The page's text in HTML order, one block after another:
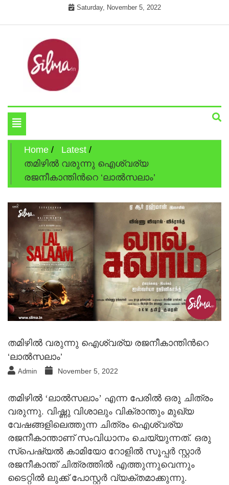
Saturday, November 5, 2022
Silma.in
Toggle
navigation
Home
Latest
തമിഴില്‍ വരുന്നു ഐശ്വര്യ
രജനീകാന്തിന്‍റെ ‘ലാല്‍സലാം’
തമിഴില്‍ വരുന്നു ഐശ്വര്യ രജനീകാന്തിന്‍റെ
‘ലാല്‍സലാം’
Admin November 5, 2022
തമിഴില്‍ ‘ലാല്‍സലാം’ എന്ന പേരില്‍ ഒരു ചിത്രം
വരുന്നു. വിഷ്ണു വിശാലും വിക്രാന്തും മുഖ്യ
വേഷങ്ങളിലെത്തുന്ന ചിത്രം ഐശ്വര്യ
രജനീകാന്താണ് സംവിധാനം ചെയ്യുന്നത്. ഒരു
സ്പെഷ്യല്‍ കാമിയോ റോളില്‍ സൂപ്പര്‍ സ്റ്റാര്‍
രജനീകാന്ത് ചിത്രത്തില്‍ എത്തുന്നുവെന്നും
ടൈറ്റില്‍ ലുക്ക് പോസ്റ്റര്‍ വ്യക്തമാക്കുന്നു.